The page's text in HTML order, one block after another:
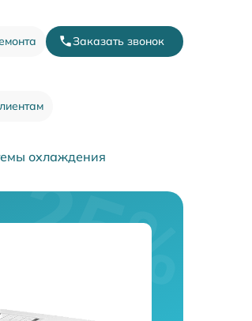
Заказать звонок
охлаждения